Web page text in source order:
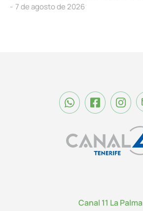
7 de agosto de 2026
Canal 11 La Palma